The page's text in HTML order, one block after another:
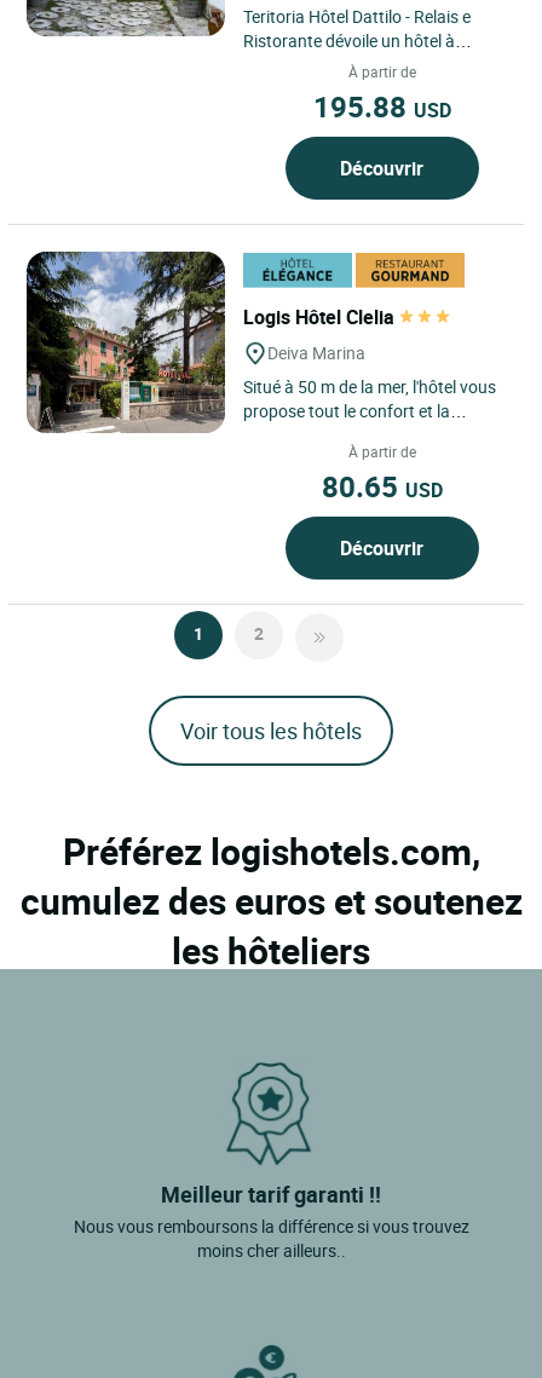
Teritoria Hôtel Dattilo - Relais e
Ristorante dévoile un hôtel à
Strongoli, en Calabre, au sud de
À partir de
195.88 USD
Découvrir
Logis Hôtel Clelia
Deiva Marina
Situé à 50 m de la mer, l'hôtel vous
propose tout le confort et la
piscine chauffée...À partir de
80.65 USD
Découvrir
1 2
Voir tous les hôtels
Préférez logishotels.com,
cumulez des euros et soutenez
les hôteliers
Meilleur tarif garanti !!
Nous vous remboursons la différence si vous trouvez
moins cher ailleurs..